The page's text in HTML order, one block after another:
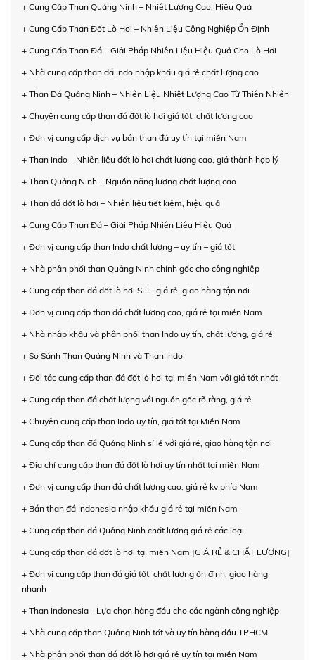
+ Cung Cấp Than Quảng Ninh – Nhiệt Lượng Cao, Hiệu Quả
+ Cung Cấp Than Đốt Lò Hơi – Nhiên Liệu Công Nghiệp Ổn Định
+ Cung Cấp Than Đá – Giải Pháp Nhiên Liệu Hiệu Quả Cho Lò Hơi
+ Nhà cung cấp than đá Indo nhập khẩu giá rẻ chất lượng cao
+ Than Đá Quảng Ninh – Nhiên Liệu Nhiệt Lượng Cao Từ Thiên Nhiên
+ Chuyên cung cấp than đá đốt lò hơi giá tốt, chất lượng cao
+ Đơn vị cung cấp dịch vụ bán than đá uy tín tại miền Nam
+ Than Indo – Nhiên liệu đốt lò hơi chất lượng cao, giá thành hợp lý
+ Than Quảng Ninh – Nguồn năng lượng chất lượng cao
+ Than đá đốt lò hơi – Nhiên liệu tiết kiệm, hiệu quả
+ Cung Cấp Than Đá – Giải Pháp Nhiên Liệu Hiệu Quả
+ Đơn vị cung cấp than Indo chất lượng – uy tín – giá tốt
+ Nhà phân phối than Quảng Ninh chính gốc cho công nghiệp
+ Cung cấp than đá đốt lò hơi SLL, giá rẻ, giao hàng tận nơi
+ Đơn vị cung cấp than đá chất lượng cao, giá rẻ tại miền Nam
+ Nhà nhập khẩu và phân phối than Indo uy tín, chất lượng, giá rẻ
+ So Sánh Than Quảng Ninh và Than Indo
+ Đối tác cung cấp than đá đốt lò hơi tại miền Nam với giá tốt nhất
+ Cung cấp than đá chất lượng với nguồn gốc rõ ràng, giá rẻ
+ Chuyên cung cấp than Indo uy tín, giá tốt tại Miền Nam
+ Cung cấp than đá Quảng Ninh sỉ lẻ với giá rẻ, giao hàng tận nơi
+ Địa chỉ cung cấp than đá đốt lò hơi uy tín nhất tại miền Nam
+ Đơn vị cung cấp than đá chất lượng cao, giá rẻ kv phía Nam
+ Bán than đá Indonesia nhập khẩu giá rẻ tại miền Nam
+ Cung cấp than đá Quảng Ninh chất lượng giá rẻ các loại
+ Cung cấp than đá đốt lò hơi tại miền Nam [GIÁ RẺ & CHẤT LƯỢNG]
+ Đơn vị cung cấp than đá giá tốt, chất lượng ổn định, giao hàng
nhanh
+ Than Indonesia - Lựa chọn hàng đầu cho các ngành công nghiệp
+ Nhà cung cấp than Quảng Ninh tốt và uy tín hàng đầu TPHCM
+ Nhà phân phối than đá đốt lò hơi giá rẻ uy tín tại miền Nam